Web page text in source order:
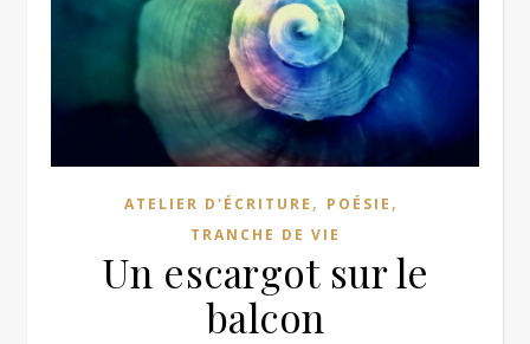
ATELIER D'ÉCRITURE , POÉSIE ,
TRANCHE DE VIE
Un escargot sur le
balcon